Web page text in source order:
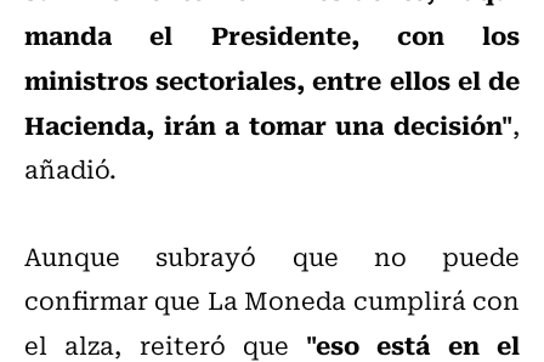
manda el Presidente, con los
ministros sectoriales, entre ellos el de
Hacienda, irán a tomar una decisión",
añadió.
Aunque subrayó que no puede
confirmar que La Moneda cumplirá con
el alza, reiteró que "eso está en el